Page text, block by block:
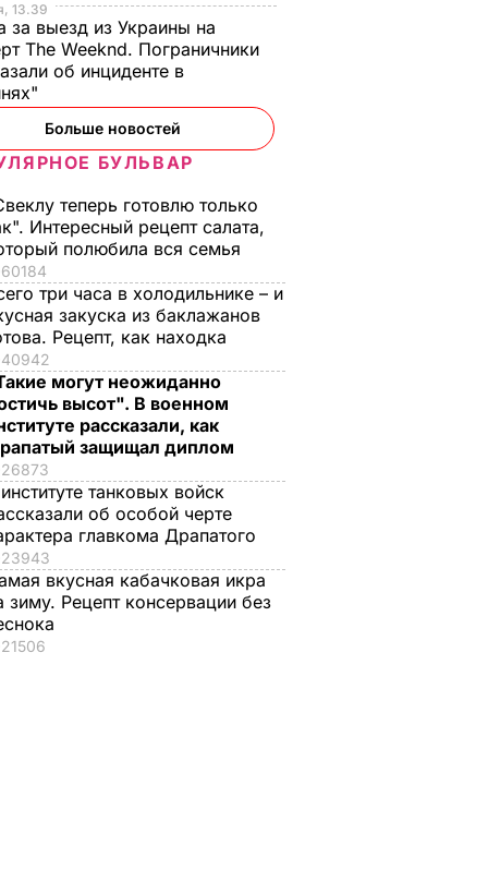
13.39
за выезд из Украины на
The Weeknd. Пограничники
об инциденте в
Больше новостей
БУЛЬВАР
теперь готовлю только
Интересный рецепт салата,
полюбила вся семья
60184
три часа в холодильнике – и
закуска из баклажанов
Рецепт, как находка
40942
могут неожиданно
высот". В военном
рассказали, как
защищал диплом
26873
танковых войск
об особой черте
главкома Драпатого
23943
вкусная кабачковая икра
зиму. Рецепт консервации без
21506